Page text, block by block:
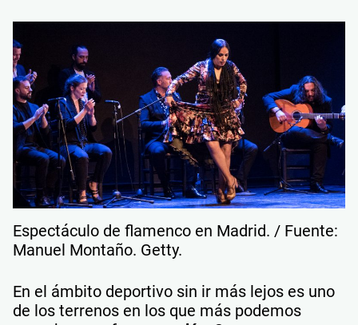
Espectáculo de flamenco en Madrid. / Fuente:
Manuel Montaño. Getty.
En el ámbito deportivo sin ir más lejos es uno
de los terrenos en los que más podemos